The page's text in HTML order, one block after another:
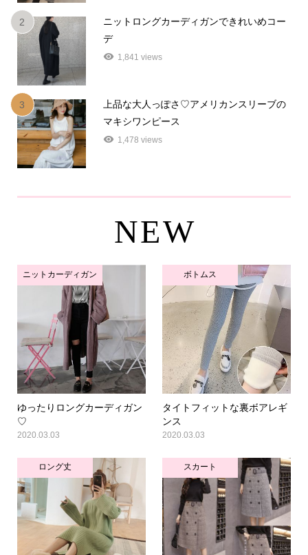
2
ニットロングカーディガンできれいめコー
デ
1,841 views
3
上品な大人っぽさ♡アメリカンスリーブの
マキシワンピース
1,478 views
NEW
ニットカーディガン
ゆったりロングカーディガン
♡
2020.03.03
ボトムス
タイトフィットな裏ボアレギ
ンス
2020.03.03
ロング丈 スカート